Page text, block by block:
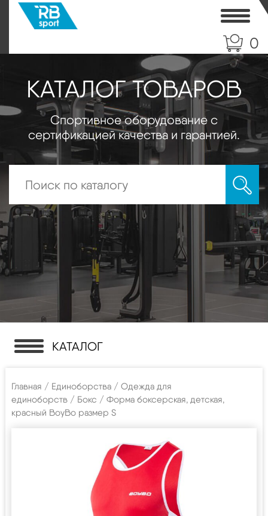
0
КАТАЛОГ ТОВАРОВ
Спортивное оборудование с
сертификацией качества и гарантией.
КАТАЛОГ
Главная / Единоборства / Одежда для
единоборств / Бокс / Форма боксерская, детская,
красный BoyBo размер S